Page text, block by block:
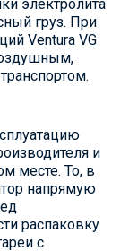
электролита
груз. При
Ventura VG
и
месте. То, в
напрямую
распаковку
с